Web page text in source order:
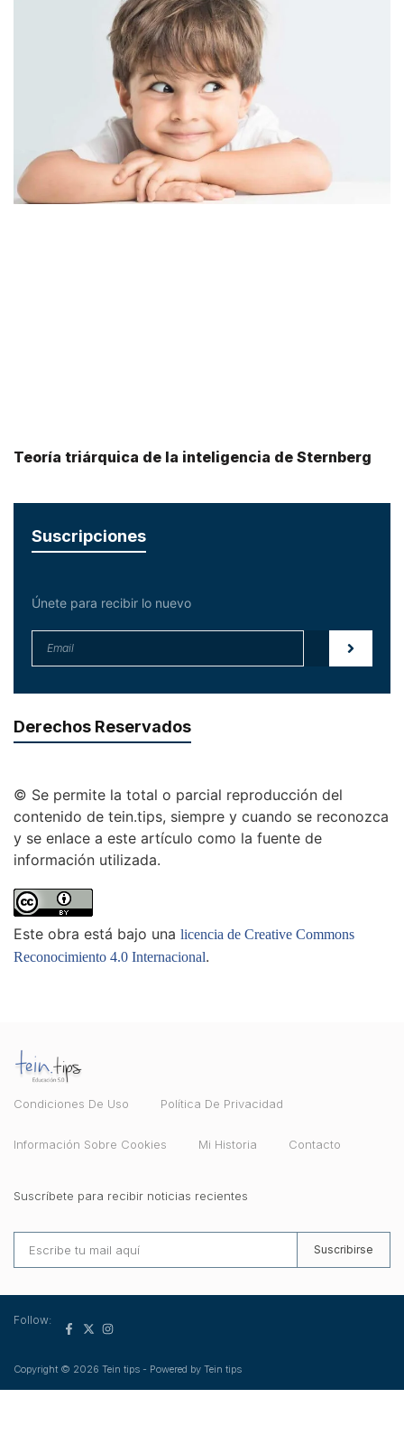
Teoría triárquica de la inteligencia de Sternberg
Suscripciones
Únete para recibir lo nuevo
Derechos Reservados
© Se permite la total o parcial reproducción del
contenido de tein.tips, siempre y cuando se reconozca
y se enlace a este artículo como la fuente de
información utilizada.
Este obra está bajo una licencia de Creative Commons
Reconocimiento 4.0 Internacional.
Condiciones De Uso Política De Privacidad
Información Sobre Cookies Mi Historia Contacto
Suscríbete para recibir noticias recientes
Suscribirse
Copyright © 2026 Tein tips - Powered by Tein tips
Follow: